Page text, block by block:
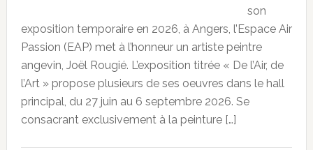
son
exposition temporaire en 2026, à Angers, l’Espace Air
Passion (EAP) met à l’honneur un artiste peintre
angevin, Joël Rougié. L’exposition titrée « De l’Air, de
l’Art » propose plusieurs de ses oeuvres dans le hall
principal, du 27 juin au 6 septembre 2026. Se
consacrant exclusivement à la peinture […]